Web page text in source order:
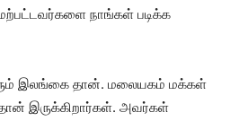
நாங்கள் படிக்க
இலங்கை தான். மலையகம் மக்கள்
இருக்கிறார்கள். அவர்கள்